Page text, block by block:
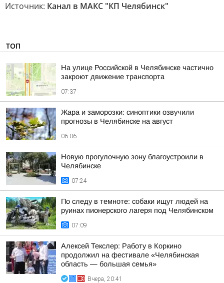
Источник: Канал в МАКС "КП Челябинск"
ТОП
На улице Российской в Челябинске частично
закроют движение транспорта
07:37
Жара и заморозки: синоптики озвучили
прогнозы в Челябинске на август
06:06
Новую прогулочную зону благоустроили в
Челябинске
07:24
По следу в темноте: собаки ищут людей на
руинах пионерского лагеря под Челябинском
07:09
Алексей Текслер: Работу в Коркино
продолжил на фестивале «Челябинская
область — большая семья»
Вчера, 20:41